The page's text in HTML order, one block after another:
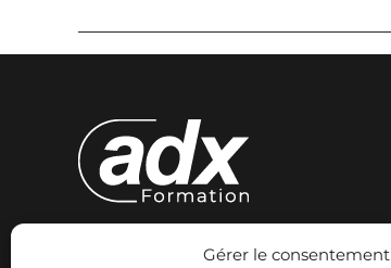
Gérer le consentement
Expertise et innovation pour votre